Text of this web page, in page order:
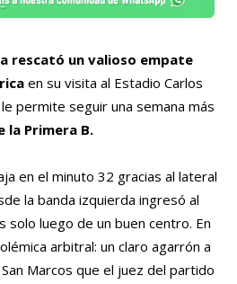
rescató un valioso empate
en su visita al Estadio Carlos
permite seguir una semana más
la Primera B.
en el minuto 32 gracias al lateral
la banda izquierda ingresó al
solo luego de un buen centro. En
arbitral: un claro agarrón a
Marcos que el juez del partido